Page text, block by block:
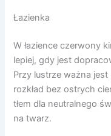
Łazienka
W łazience czerwony
lepiej, gdy jest
Przy lustrze ważna
rozkład bez ostrych
tłem dla neutralnego
na twarz.